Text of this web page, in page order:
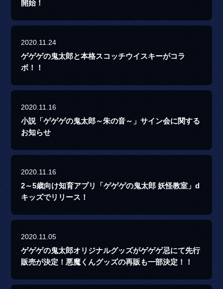
開始！
2020.11.24
ゲゲゲの鬼太郎と本格スコッチウイスキーがコラ
ボ！！
2020.11.16
小説「ゲゲゲの鬼太郎～朱の音～」サイン会に関する
お知らせ
2020.11.16
2～5歳向け知育アプリ「ゲゲゲの鬼太郎 妖怪教室」d
キッズでリリース！
2020.11.05
ゲゲゲの鬼太郎オリジナルグッズがゲゲゲ忌にて先行
販売が決定！悪魔くんグッズの再販も一部決定！！